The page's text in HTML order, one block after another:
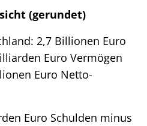
(gerundet)
2,7 Billionen Euro
Euro Vermögen
Euro Netto-
Euro Schulden minus